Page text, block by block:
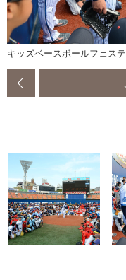
キッズベースボールフェス